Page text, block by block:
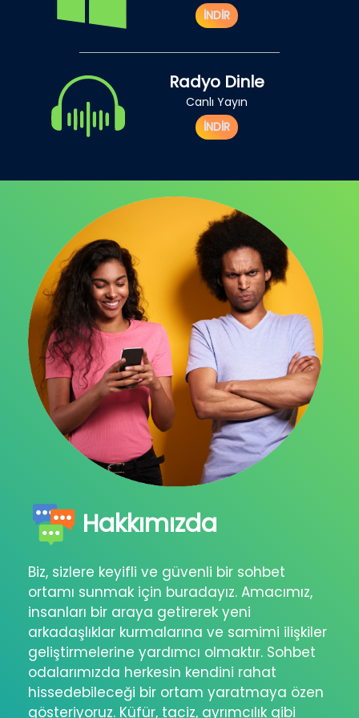
İNDİR
Radyo Dinle
Canlı Yayın
İNDİR
Hakkımızda
Biz, sizlere keyifli ve güvenli bir sohbet
ortamı sunmak için buradayız. Amacımız,
insanları bir araya getirerek yeni
arkadaşlıklar kurmalarına ve samimi ilişkiler
geliştirmelerine yardımcı olmaktır. Sohbet
odalarımızda herkesin kendini rahat
hissedebileceği bir ortam yaratmaya özen
gösteriyoruz. Küfür, taciz, ayrımcılık gibi